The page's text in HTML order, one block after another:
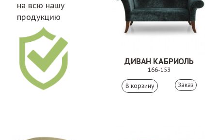
на всю нашу
продукцию
ДИВАН КАБРИОЛЬ
166-153
Заказ